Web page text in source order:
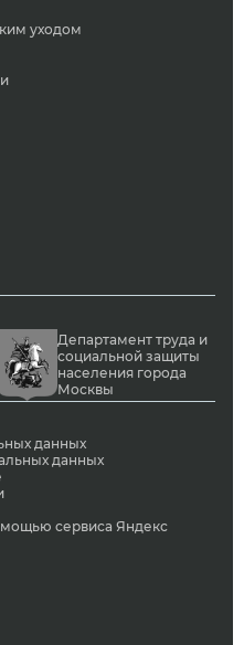
уходом
Департамент труда и
социальной защиты
населения города
Москвы
данных
данных
сервиса Яндекс